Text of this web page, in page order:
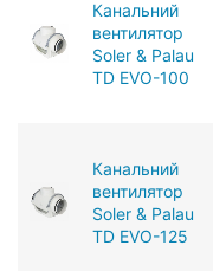
Канальний
вентилятор
Soler & Palau
TD EVO-100
Канальний
вентилятор
Soler & Palau
TD EVO-125